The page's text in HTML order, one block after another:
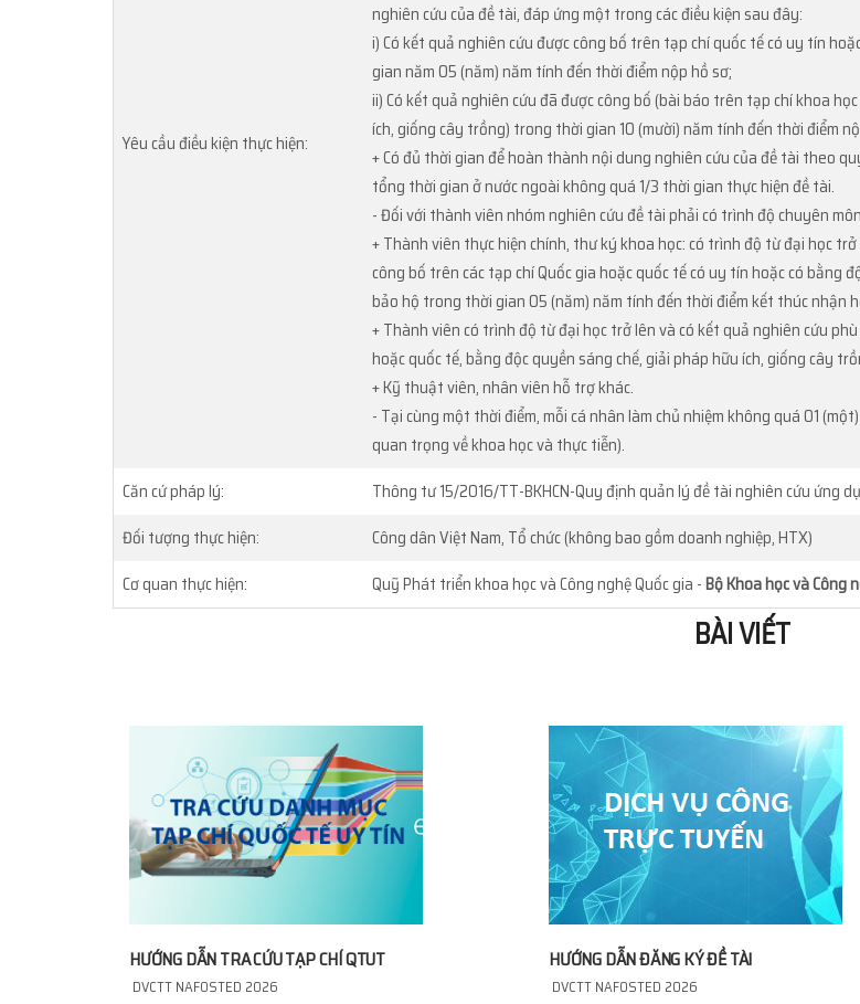
Yêu cầu điều kiện thực hiện:
nghiên cứu của đề tài, đáp ứng một trong các điều kiện sau đây:
i) Có kết quả nghiên cứu được công bố trên tạp chí quốc tế có uy tín
gian năm 05 (năm) năm tính đến thời điểm nộp hồ sơ;
ii) Có kết quả nghiên cứu đã được công bố (bài báo trên tạp chí khoa
ích, giống cây trồng) trong thời gian 10 (mười) năm tính đến thời điểm
+ Có đủ thời gian để hoàn thành nội dung nghiên cứu của đề tài theo
tổng thời gian ở nước ngoài không quá 1/3 thời gian thực hiện đề tài.
- Đối với thành viên nhóm nghiên cứu đề tài phải có trình độ chuyên
+ Thành viên thực hiện chính, thư ký khoa học: có trình độ từ đại học
công bố trên các tạp chí Quốc gia hoặc quốc tế có uy tín hoặc có bằng
bảo hộ trong thời gian 05 (năm) năm tính đến thời điểm kết thúc nhận
+ Thành viên có trình độ từ đại học trở lên và có kết quả nghiên cứu
hoặc quốc tế, bằng độc quyền sáng chế, giải pháp hữu ích, giống cây
+ Kỹ thuật viên, nhân viên hỗ trợ khác.
- Tại cùng một thời điểm, mỗi cá nhân làm chủ nhiệm không quá 01
quan trọng về khoa học và thực tiễn).
Căn cứ pháp lý:
Thông tư 15/2016/TT-BKHCN-Quy định quản lý đề tài nghiên cứu ứng
Đối tượng thực hiện:
Công dân Việt Nam, Tổ chức (không bao gồm doanh nghiệp, HTX)
Cơ quan thực hiện:
Quỹ Phát triển khoa học và Công nghệ Quốc gia -Bộ Khoa học và Công
BÀI VIẾT
HƯỚNG DẪN TRA CỨU TẠP CHÍ QTUT
DVCTT NAFOSTED 2026
HƯỚNG DẪN ĐĂNG KÝ ĐỀ TÀI
DVCTT NAFOSTED 2026